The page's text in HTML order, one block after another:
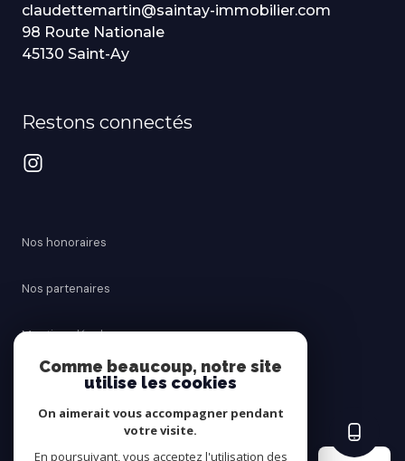
claudettemartin@saintay-immobilier.com
98 Route Nationale
45130 Saint-Ay
Restons connectés
Nos honoraires
Nos partenaires
Mentions légales
Comme beaucoup, notre site
utilise les cookies
On aimerait vous accompagner pendant
votre visite.
En poursuivant, vous acceptez l'utilisation des